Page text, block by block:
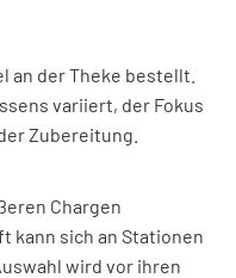
an der Theke bestellt.
variiert, der Fokus
Zubereitung.
Chargen
kann sich an Stationen
wird vor ihren